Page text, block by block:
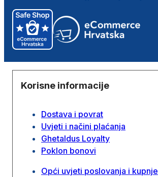
Korisne informacije
Dostava i povrat
Uvjeti i načini plaćanja
Ghetaldus Loyalty
Poklon bonovi
Opći uvjeti poslovanja i kupnje